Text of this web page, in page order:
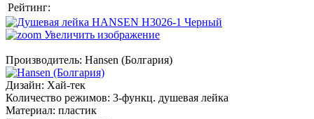
Рейтинг:
Увеличить изображение
Производитель: Hansen (Болгария)
Дизайн: Хай-тек
Количество режимов: 3-функц. душевая лейка
Материал: пластик